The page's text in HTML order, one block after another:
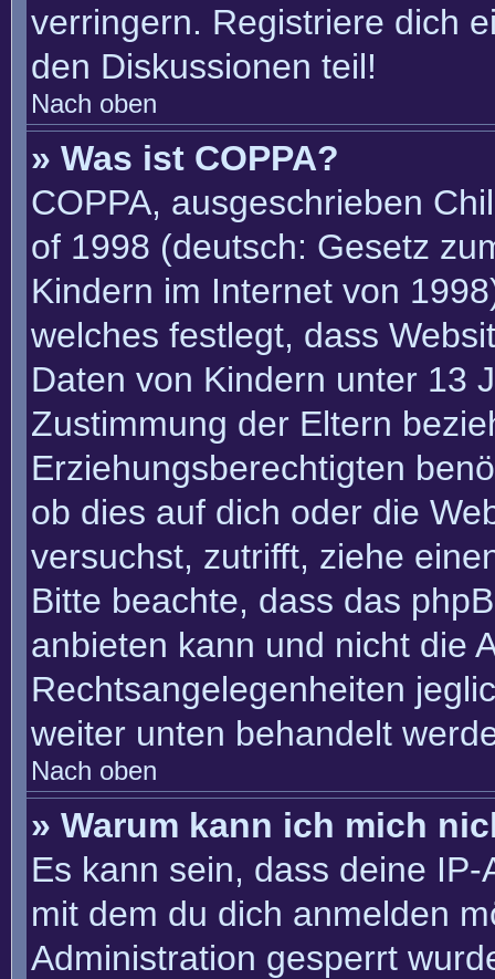
verringern. Registriere dich
den Diskussionen teil!
Nach oben
» Was ist COPPA?
COPPA, ausgeschrieben
of 1998 (deutsch: Gesetz
Kindern im Internet von
welches festlegt, dass
Daten von Kindern unter 13
Zustimmung der Eltern
Erziehungsberechtigten
ob dies auf dich oder die
versuchst, zutrifft, ziehe
Bitte beachte, dass das
anbieten kann und nicht die
Rechtsangelegenheiten
weiter unten behandelt
Nach oben
» Warum kann ich mich
Es kann sein, dass deine
mit dem du dich anmelden
Administration gesperrt